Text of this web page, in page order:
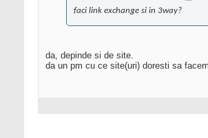
faci link exchange si in 3way?
da, depinde si de site.
da un pm cu ce site(uri) doresti sa